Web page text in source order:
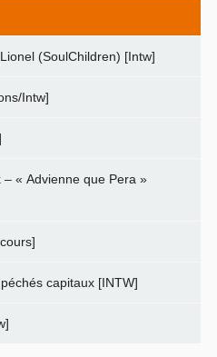
(SoulChildren) [Intw]
Intw]
« Advienne que Pera »
capitaux [INTW]